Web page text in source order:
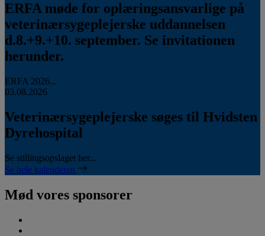
ERFA møde for oplæringsansvarlige på
veterinærsygeplejerske uddannelsen
d.8.+9.+10. september. Se invitationen
herunder.
ERFA 2026...
03.08.2026
Veterinærsygeplejerske søges til Hvidsten
Dyrehospital
Se stillingsopslaget her...
Se hele kalenderen
Mød vores sponsorer